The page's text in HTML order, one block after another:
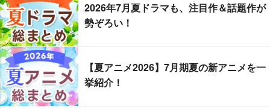
2026年7月夏ドラマも、注目作＆話題作が
勢ぞろい！
【夏アニメ2026】7月期夏の新アニメを一
挙紹介！